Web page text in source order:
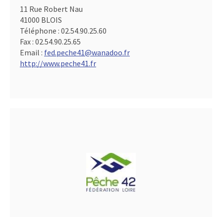
11 Rue Robert Nau
41000 BLOIS
Téléphone : 02.54.90.25.60
Fax : 02.54.90.25.65
Email : fed.peche41@wanadoo.fr
http://www.peche41.fr